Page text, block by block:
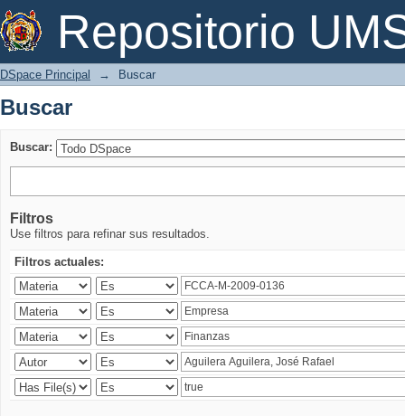
Repositorio
Buscar
DSpace Principal → Buscar
Buscar
Buscar:
Filtros
Use filtros para refinar sus resultados.
Filtros actuales: